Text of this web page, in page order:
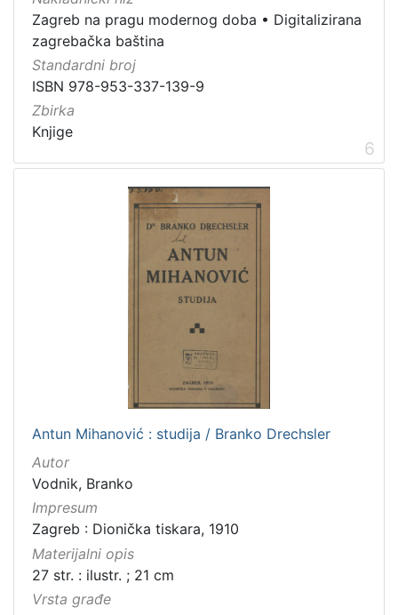
Zagreb na pragu modernog doba • Digitalizirana
zagrebačka baština
Standardni broj
ISBN 978-953-337-139-9
Zbirka
Knjige
6
Antun Mihanović : studija / Branko Drechsler
Autor
Vodnik, Branko
Impresum
Zagreb : Dionička tiskara, 1910
Materijalni opis
27 str. : ilustr. ; 21 cm
Vrsta građe